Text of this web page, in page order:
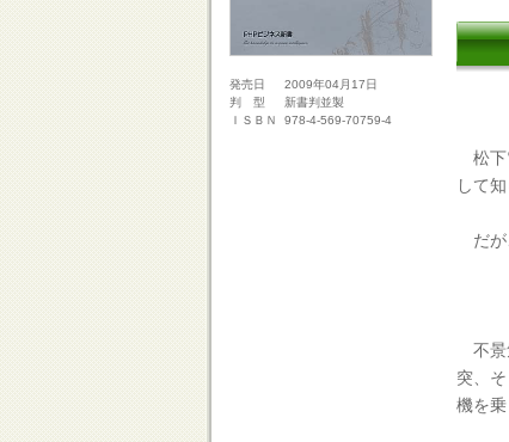
発売日
2009年04月17日
判 型
新書判並製
ＩＳＢＮ
978-4-569-70759-4
松下
して
だが
不景
突、
機を